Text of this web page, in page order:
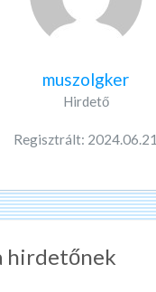
muszolgker
Hirdető
Regisztrált: 2024.06.21
hirdetőnek